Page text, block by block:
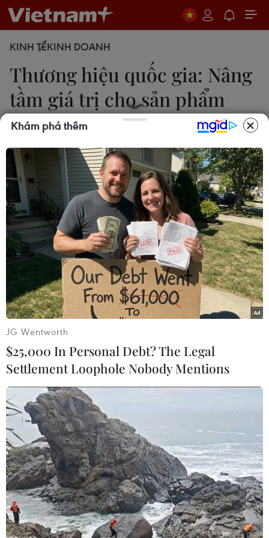
KINH TẾKINH DOANH
Thương hiệu quốc gia: Nâng
tầm giá trị cho sản phẩm
Việt
Đức Duy
25/10/2022 03:48
Sau hơn 9 tháng phát động và triển khai hoạt
động xét chọn, Bộ trưởng Công Thương đã ban
hành Quyết định công nhận 172 doanh nghiệp với
tổng số 325 sản phẩm đạt Thương hiệu quốc gia
Việt Nam năm 2022.
Đợt xét chọn năm nay Ban Tổ chức công bố 172 doanh nghiệp
với tổng số 325 sản phẩm được công nhận đạt Thương hiệu
quốc gia Việt Nam. (Ảnh: Xuân Quảng/Vietnam+)
Khám phá thêm
JG Wentworth
$25,000 In Personal Debt? The Legal
Settlement Loophole Nobody Mentions